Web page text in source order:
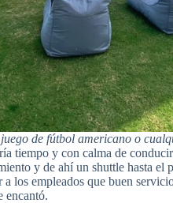
de fútbol americano o
tiempo y con calma de
y de ahí un shuttle hasta
los empleados que buen
encantó.